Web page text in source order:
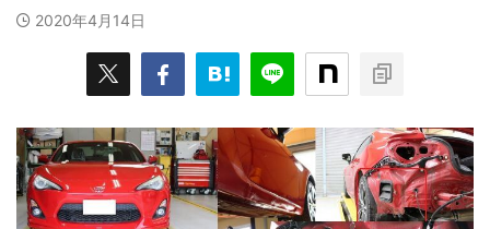
2020年4月14日